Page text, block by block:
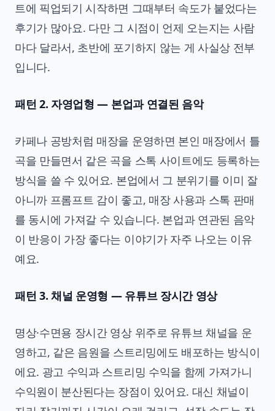
트에 픽업되기 시작하면 그때부터 속도가 붙었다는
후기가 많아요. 다만 그 시점이 언제 오는지는 사람
마다 달라서, 초반에 포기하지 않는 게 사실상 전부
입니다.
패턴 2. 자영업형 — 본업과 연결된 음악
카페나 공방처럼 매장을 운영하면 본인 매장에서 틀
곡을 만들면서 같은 곡을 스톡 사이트에도 등록하는
방식을 쓸 수 있어요. 본업에서 그 분위기를 이미 잘
아니까 프롬프트 감이 좋고, 매장 사용과 스톡 판매
를 동시에 가져갈 수 있습니다. 본업과 연관된 음악
이 반응이 가장 좋다는 이야기가 자주 나오는 이유
예요.
패턴 3. 채널 운영형 — 유튜브 장시간 영상
명상·수면용 장시간 영상 위주로 유튜브 채널을 운
영하고, 같은 음원을 스트리밍에도 배포하는 방식이
에요. 광고 수익과 스트리밍 수익을 함께 가져가니
수익원이 분산된다는 장점이 있어요. 대신 채널이